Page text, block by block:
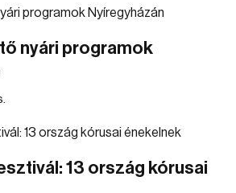
nyári programok
13 ország kórusai